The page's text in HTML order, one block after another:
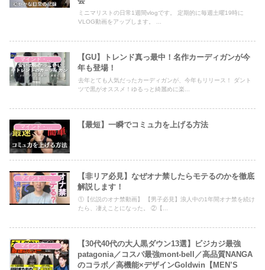
ミニマリストの日常1週間vlogです。 定期的に毎週土曜19時に
VLOG動画をアップします。 ...
マインド・哲学
【GU】トレンド真っ最中！名作カーディガンが今
年も登場！
去年とても人気だったカーディガンが、今年もリリース！ ダント
ツで黒がオススメ！ゆるっと綺麗めに楽...
マインド・哲学 【最短】一瞬でコミュ力を上げる方法
【非リア必見】なぜオナ禁したらモテるのかを徹底
解説します！
①【伝説のオナ禁動画】 【男子必見】浪人中の1年間オナ禁を続け
たら、凄えことになった。 ②【...
【30代40代の大人黒ダウン13選】ビジカジ最強
patagonia／コスパ最強mont-bell／高品質NANGA
のコラボ／高機能×デザインGoldwin【MEN’S